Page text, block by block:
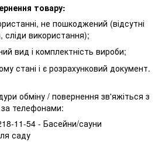
товару:
не пошкоджений (відсутні
сліди використання);
вид і комплектність вироби;
стані і є розрахунковий документ.
обміну / повернення зв'яжіться з
телефонами:
11-54 - Басейни/сауни
саду